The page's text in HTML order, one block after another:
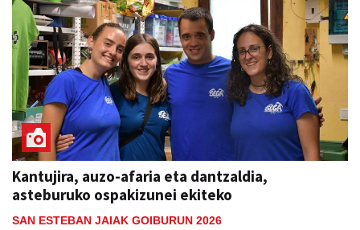
Kantujira, auzo-afaria eta dantzaldia,
asteburuko ospakizunei ekiteko
SAN ESTEBAN JAIAK GOIBURUN 2026